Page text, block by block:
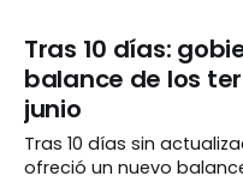
Tras 10 días:
balance de los
junio
Tras 10 días sin
ofreció un nuevo